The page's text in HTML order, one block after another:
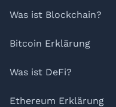
Was ist Blockchain?
Bitcoin Erklärung
Was ist DeFi?
Ethereum Erklärung